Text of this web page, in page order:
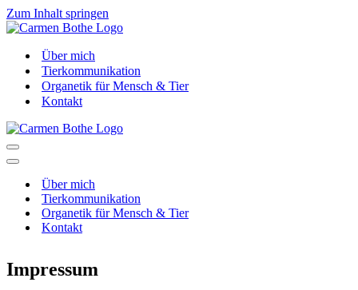
Zum Inhalt springen
Über mich
Tierkommunikation
Organetik für Mensch & Tier
Kontakt
Navigationsmenü
Navigationsmenü
Über mich
Tierkommunikation
Organetik für Mensch & Tier
Kontakt
Impressum